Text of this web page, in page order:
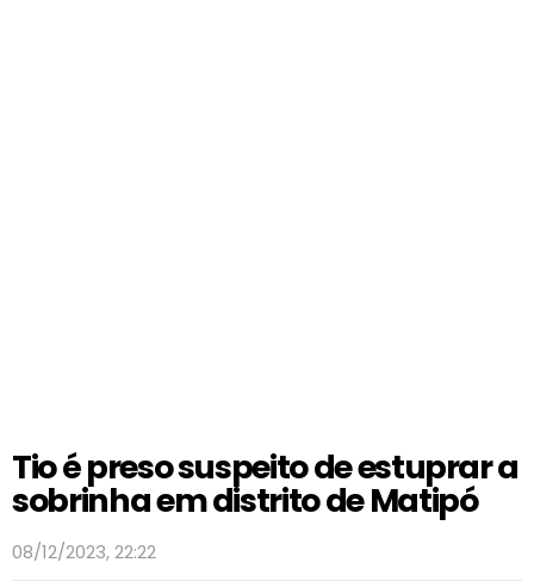
Tio é preso suspeito de estuprar a
sobrinha em distrito de Matipó
08/12/2023, 22:22